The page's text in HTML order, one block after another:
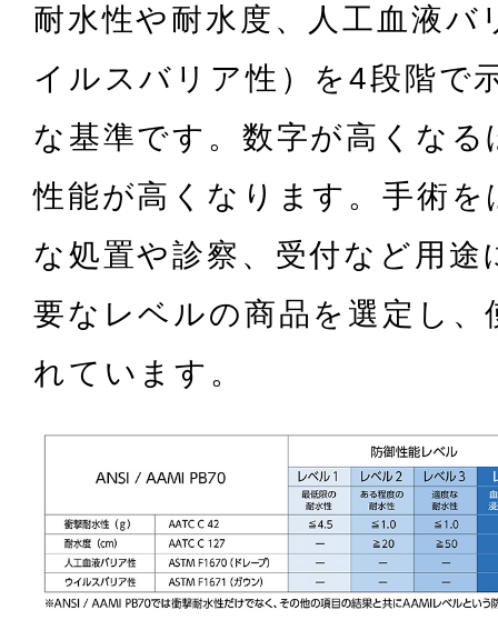
耐水性や耐水度、人工血液バ
イルスバリア性）を4段階で
な基準です。数字が高くな
性能が高くなります。手術を
な処置や診察、受付など用途
要なレベルの商品を選定し、
れています。